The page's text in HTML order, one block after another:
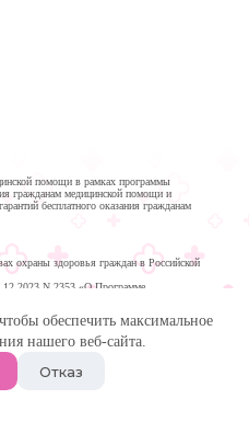
обеспечить максимальное
нашего веб-сайта.
Отказ
помощи в рамках программы
гражданам медицинской помощи и
бесплатного оказания гражданам
охраны здоровья граждан в Российской
N 2353 «О Программе
оказания гражданам медицинской
на плановый период 2025 и 2026 годов
клиника в